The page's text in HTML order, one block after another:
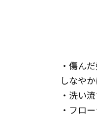
・傷ん
しなや
・洗い
・フロ